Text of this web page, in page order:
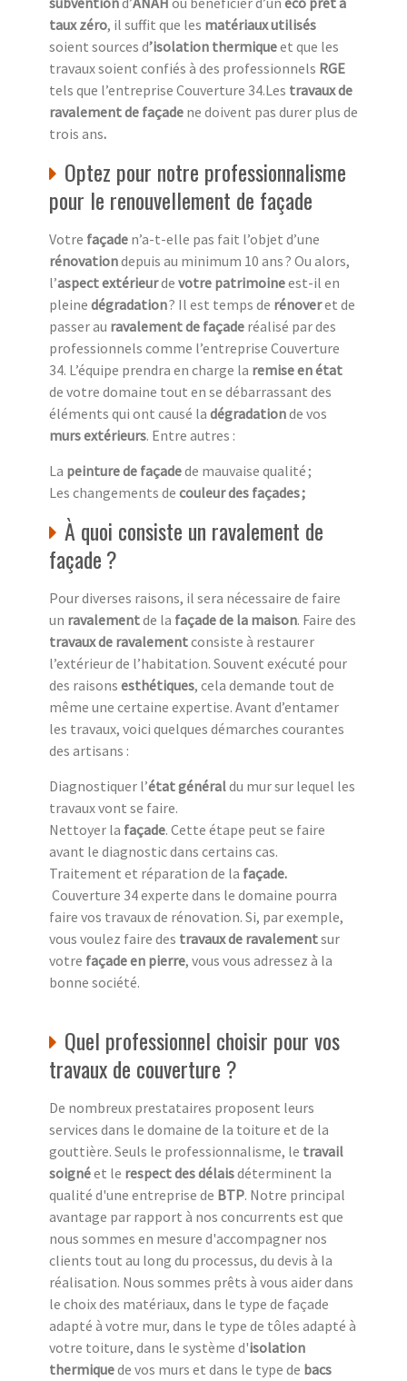
taux zéro, il suffit que les matériaux utilisés
soient sources d’isolation thermiqueet que les
travaux soient confiés à des professionnels RGE
tels que l’entreprise Couverture 34.Les travaux de
ravalement de façade ne doivent pas durer plus de
trois ans.
Optez pour notre professionnalisme
pour le renouvellement de façade
Votre façade n’a-t-elle pas fait l’objet d’une
rénovationdepuis au minimum 10 ans ? Ou alors,
l’aspect extérieurde votre patrimoineest-il en
pleine dégradation? Il est temps de rénoveret de
passer au ravalement de façade réalisé par des
professionnels comme l’entreprise Couverture
34. L’équipe prendra en charge la remise en état
de votre domaine tout en se débarrassant des
éléments qui ont causé la dégradationde vos
murs extérieurs. Entre autres :
La peinture de façadede mauvaise qualité ;
Les changements de couleur des façades ;
À quoi consiste un ravalement de
façade ?
Pour diverses raisons, il sera nécessaire de faire
un ravalementde la façade de la maison. Faire des
travaux de ravalementconsiste à restaurer
l’extérieur de l’habitation. Souvent exécuté pour
des raisons esthétiques, cela demande tout de
même une certaine expertise. Avant d’entamer
les travaux, voici quelques démarches courantes
des artisans :
Diagnostiquer l’état généraldu mur sur lequel les
travaux vont se faire.
Nettoyer la façade. Cette étape peut se faire
avant le diagnostic dans certains cas.
Traitement et réparation de la façade.
Couverture 34 experte dans le domaine pourra
faire vos travaux de rénovation. Si, par exemple,
vous voulez faire des travaux de ravalementsur
votre façade en pierre, vous vous adressez à la
bonne société.
Quel professionnel choisir pour vos
travaux de couverture ?
De nombreux prestataires proposent leurs
services dans le domaine de la toiture et de la
gouttière. Seuls le professionnalisme, le travail
soignéet le respect des délaisdéterminent la
qualité d'une entreprise de BTP. Notre principal
avantage par rapport à nos concurrents est que
nous sommes en mesure d'accompagner nos
clients tout au long du processus, du devis à la
réalisation. Nous sommes prêts à vous aider dans
le choix des matériaux, dans le type de façade
adapté à votre mur, dans le type de tôles adapté à
votre toiture, dans le système d'isolation
thermiquede vos murs et dans le type de bacs